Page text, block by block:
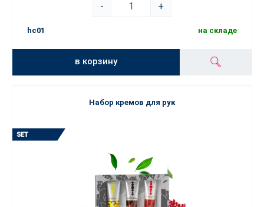
-
+
hc01 на складе
в корзину
Набор кремов для рук